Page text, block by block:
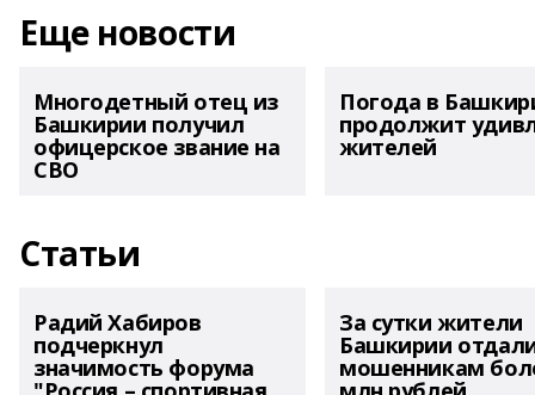
Еще новости
Многодетный отец из
Башкирии получил
офицерское звание на
СВО
Погода в
продолжит
жителей
Статьи
Радий Хабиров
подчеркнул
значимость форума
За сутки жители
Башкирии
мошенникам